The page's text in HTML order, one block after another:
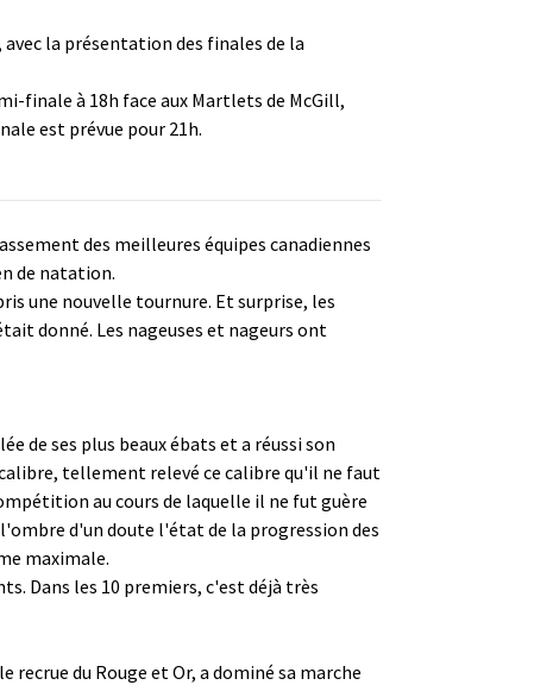
la présentation des finales de la
finale à 18h face aux Martlets de McGill,
est prévue pour 21h.
des meilleures équipes canadiennes
de natation.
une nouvelle tournure. Et surprise, les
donné. Les nageuses et nageurs ont
de ses plus beaux ébats et a réussi son
tellement relevé ce calibre qu'il ne faut
au cours de laquelle il ne fut guère
d'un doute l'état de la progression des
maximale.
Dans les 10 premiers, c'est déjà très
du Rouge et Or, a dominé sa marche